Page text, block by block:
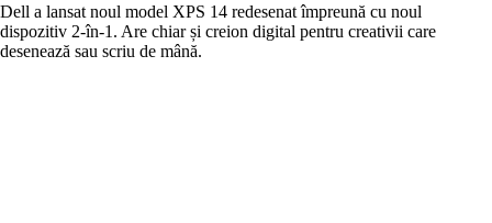
Dell a lansat noul model XPS 14 redesenat împreună cu noul
dispozitiv 2-în-1. Are chiar și creion digital pentru creativii care
desenează sau scriu de mână.